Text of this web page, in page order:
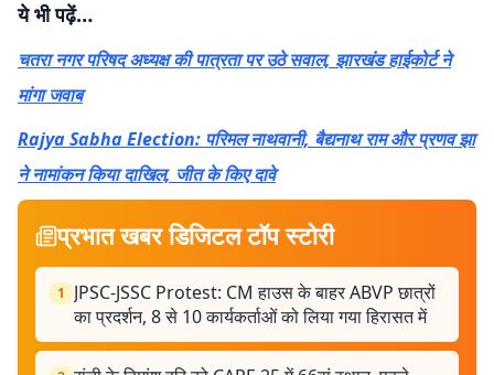
ये भी पढ़ें…
चतरा नगर परिषद अध्यक्ष की पात्रता पर उठे सवाल, झारखंड हाईकोर्ट ने
मांगा जवाब
Rajya Sabha Election: परिमल नाथवानी, बैद्यनाथ राम और प्रणव झा
ने नामांकन किया दाखिल, जीत के किए दावे
प्रभात खबर डिजिटल टॉप स्टोरी
1
JPSC-JSSC Protest: CM हाउस के बाहर ABVP छात्रों
का प्रदर्शन, 8 से 10 कार्यकर्ताओं को लिया गया हिरासत में